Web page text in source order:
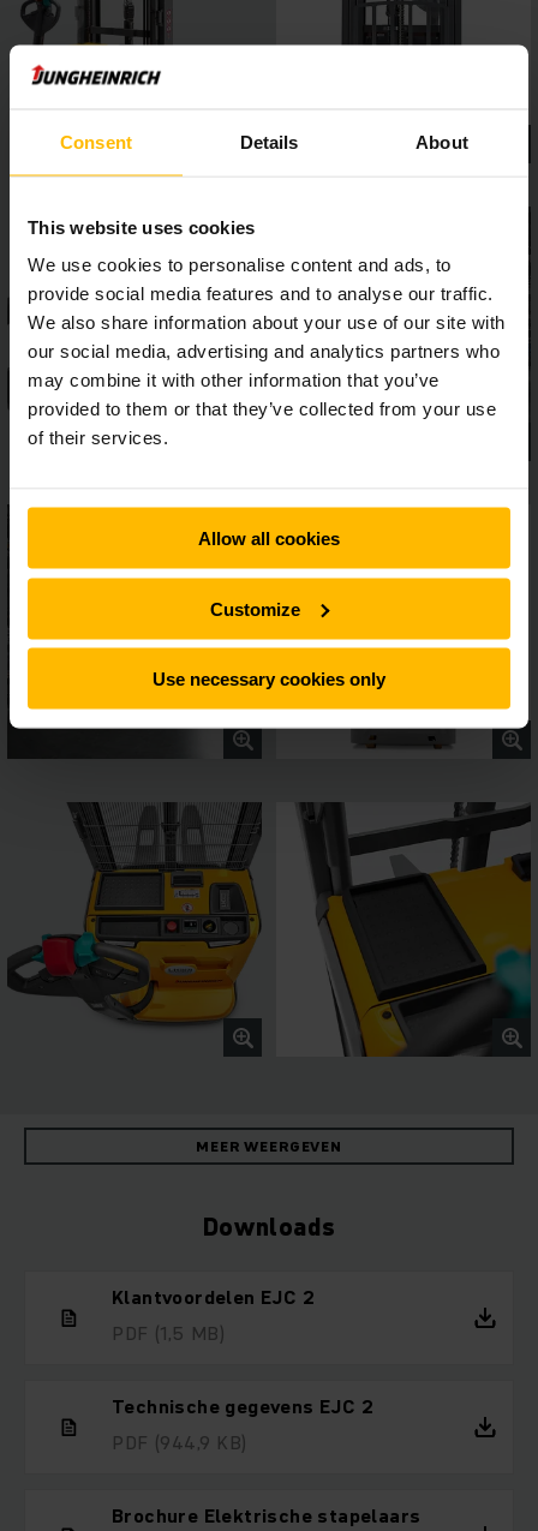
Consent Details About
This website uses cookies
We use cookies to personalise content and ads, to
provide social media features and to analyse our traffic.
We also share information about your use of our site with
our social media, advertising and analytics partners who
may combine it with other information that you’ve
provided to them or that they’ve collected from your use
of their services.
Allow all cookies
Customize
Use necessary cookies only
MEER WEERGEVEN
Downloads
Klantvoordelen EJC 2
PDF (1,5 MB)
Technische gegevens EJC 2
PDF (944,9 KB)
Brochure Elektrische stapelaars